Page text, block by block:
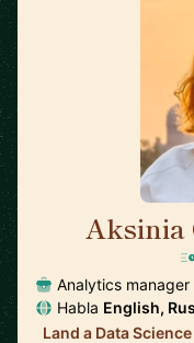
Aksinia
Analytics manager
Habla English,
Land a Data